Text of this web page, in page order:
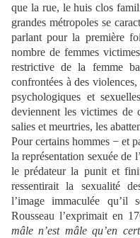
que la rue, le huis clos
grandes métropoles se
parlant pour la première
nombre de femmes
restrictive de la femme
confrontées à des
psychologiques et
deviennent les victimes de
salies et meurtries, les
Pour certains hommes − et
la représentation sexuée de
le prédateur la punit et
ressentirait la sexualité
l’image immaculée qu’il
Rousseau l’exprimait en
mâle n’est mâle qu’en